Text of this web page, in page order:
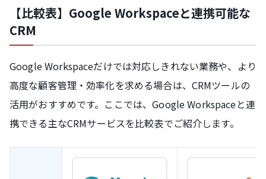
【比較表】Google Workspaceと連携可能な
CRM
Google Workspaceだけでは対応しきれない業務や、より
高度な顧客管理・効率化を求める場合は、CRMツールの
活用がおすすめです。ここでは、Google Workspaceと連
携できる主なCRMサービスを比較表でご紹介します。